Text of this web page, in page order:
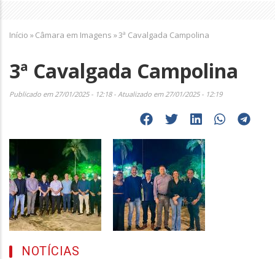
Trilha
navegação
Início »Câmara em Imagens »3ª Cavalgada Campolina
3ª Cavalgada Campolina
Publicado em 27/01/2025 - 12:18 - Atualizado em 27/01/2025 - 12:19
NOTÍCIAS